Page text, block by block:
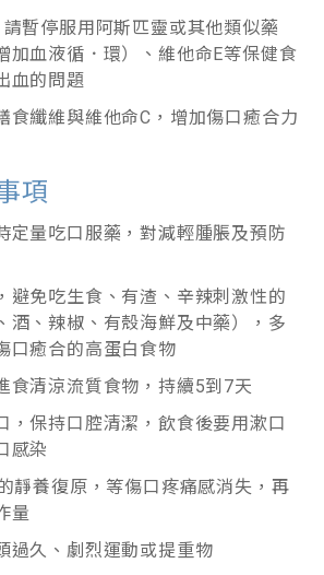
暫停服用阿斯匹靈或其他類似藥
加血液循．環）、維他命E等保健食
血的問題
食纖維與維他命C，增加傷口癒合力
項
定量吃口服藥，對減輕腫脹及預防
避免吃生食、有渣、辛辣刺激性的
酒、辣椒、有殼海鮮及中藥），多
口癒合的高蛋白食物
食清涼流質食物，持續5到7天
，保持口腔清潔，飲食後要用漱口
感染
靜養復原，等傷口疼痛感消失，再
量
過久、劇烈運動或提重物